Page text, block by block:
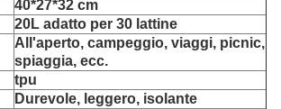
40*27*32 cm
20L adatto per 30 lattine
All'aperto, campeggio, viaggi, picnic,
spiaggia, ecc.
tpu
Durevole, leggero, isolante